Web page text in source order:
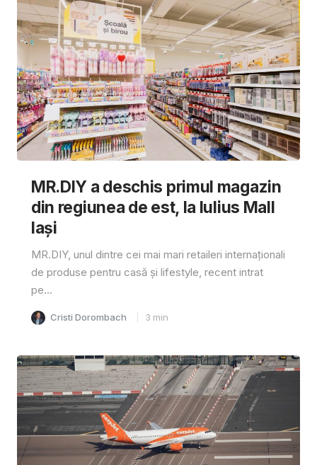
MR.DIY a deschis primul magazin
din regiunea de est, la Iulius Mall
Iași
MR.DIY, unul dintre cei mai mari retaileri internaționali
de produse pentru casă și lifestyle, recent intrat
pe...
Cristi Dorombach 3 min